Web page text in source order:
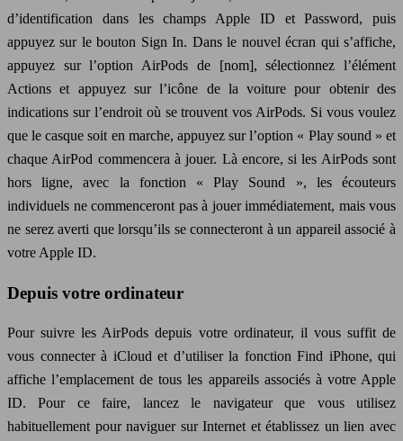
d’identification dans les champs Apple ID et Password, puis
appuyez sur le bouton Sign In. Dans le nouvel écran qui s’affiche,
appuyez sur l’option AirPods de [nom], sélectionnez l’élément
Actions et appuyez sur l’icône de la voiture pour obtenir des
indications sur l’endroit où se trouvent vos AirPods. Si vous voulez
que le casque soit en marche, appuyez sur l’option « Play sound » et
chaque AirPod commencera à jouer. Là encore, si les AirPods sont
hors ligne, avec la fonction « Play Sound », les écouteurs
individuels ne commenceront pas à jouer immédiatement, mais vous
ne serez averti que lorsqu’ils se connecteront à un appareil associé à
votre Apple ID.
Depuis votre ordinateur
Pour suivre les AirPods depuis votre ordinateur, il vous suffit de
vous connecter à iCloud et d’utiliser la fonction Find iPhone, qui
affiche l’emplacement de tous les appareils associés à votre Apple
ID. Pour ce faire, lancez le navigateur que vous utilisez
habituellement pour naviguer sur Internet et établissez un lien avec